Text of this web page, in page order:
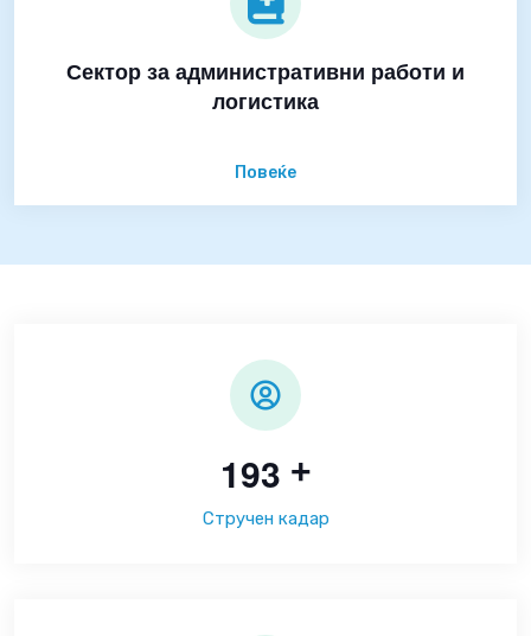
Сектор за административни работи и
логистика
Повеќе
193 +
Стручен кадар